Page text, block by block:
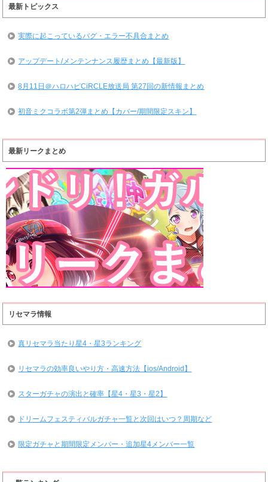
最新トピックス
実際に起こっているバグ・エラー不具合まとめ
アップデート/メンテンナンス履歴まとめ【最新版】
8月11日＠ハロハピCiRCLE放送局 第27回の新情報まとめ
初音ミクコラボ第2弾まとめ【カバー/期間限定スキン】
最新リークまとめ
リセマラ情報
真リセマラ当たり星4・星3ランキング
リセマラの効率良いやり方・高速方法【ios/Android】
スターガチャの演出と確率【星4・星3・星2】
ドリームフェスティバルガチャ一覧と次回はいつ？周期など
限定ガチャと期間限定メンバー・追加星4メンバー一覧